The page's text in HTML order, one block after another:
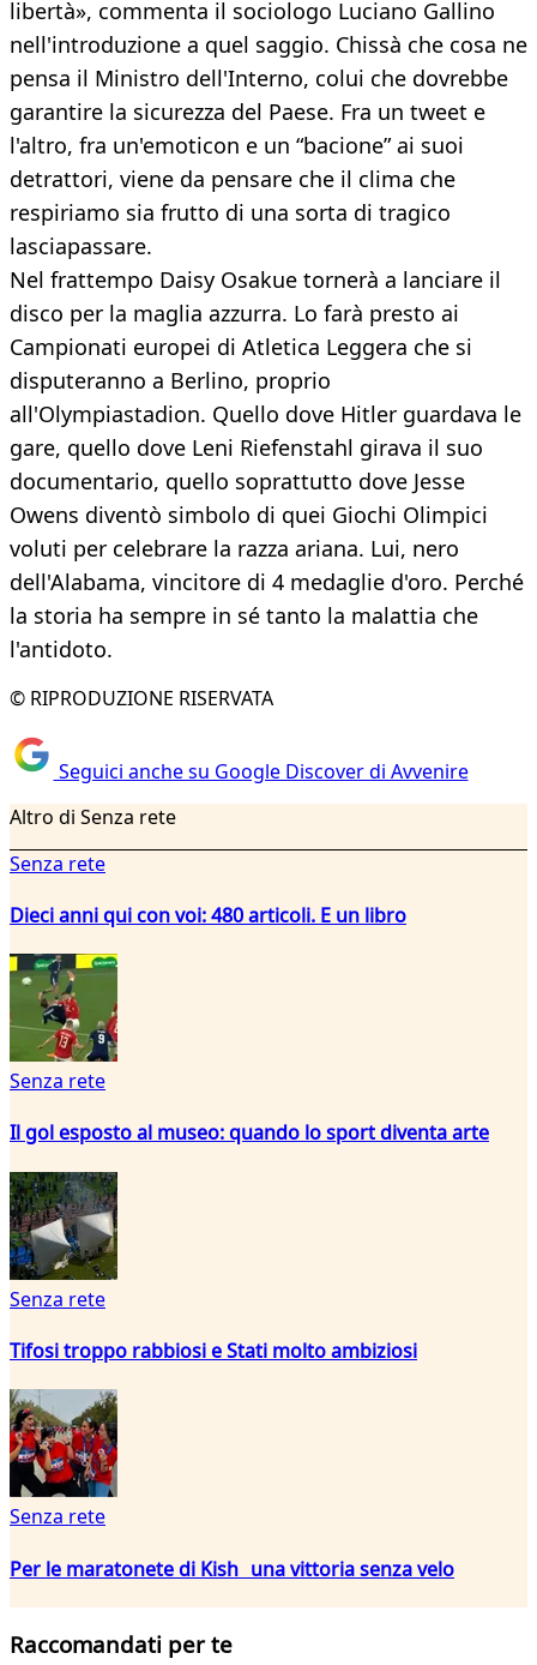
libertà», commenta il sociologo Luciano Gallino
nell'introduzione a quel saggio. Chissà che cosa ne
pensa il Ministro dell'Interno, colui che dovrebbe
garantire la sicurezza del Paese. Fra un tweet e
l'altro, fra un'emoticon e un “bacione” ai suoi
detrattori, viene da pensare che il clima che
respiriamo sia frutto di una sorta di tragico
lasciapassare.
Nel frattempo Daisy Osakue tornerà a lanciare il
disco per la maglia azzurra. Lo farà presto ai
Campionati europei di Atletica Leggera che si
disputeranno a Berlino, proprio
all'Olympiastadion. Quello dove Hitler guardava le
gare, quello dove Leni Riefenstahl girava il suo
documentario, quello soprattutto dove Jesse
Owens diventò simbolo di quei Giochi Olimpici
voluti per celebrare la razza ariana. Lui, nero
dell'Alabama, vincitore di 4 medaglie d'oro. Perché
la storia ha sempre in sé tanto la malattia che
l'antidoto.
© RIPRODUZIONE RISERVATA
Seguici anche su Google Discover di Avvenire
Altro di Senza rete
Senza rete
Dieci anni qui con voi: 480 articoli. E un libro
Senza rete
Il gol esposto al museo: quando lo sport diventa arte
Senza rete
Tifosi troppo rabbiosi e Stati molto ambiziosi
Senza rete
Per le maratonete di Kish una vittoria senza velo
Raccomandati per te